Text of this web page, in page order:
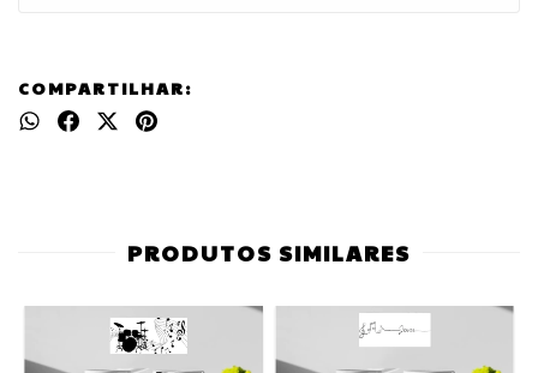
COMPARTILHAR:
PRODUTOS SIMILARES